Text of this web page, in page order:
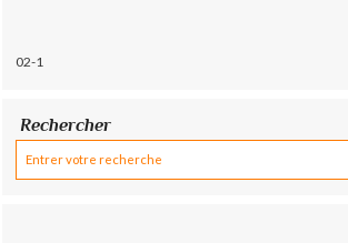
02-1
Rechercher